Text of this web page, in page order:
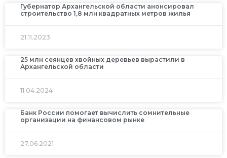
Губернатор Архангельской области анонсировал
строительство 1,8 млн квадратных метров жилья
21.11.2023
25 млн сеянцев хвойных деревьев вырастили в
Архангельской области
11.04.2024
Банк России помогает вычислить сомнительные
организации на финансовом рынке
27.06.2021